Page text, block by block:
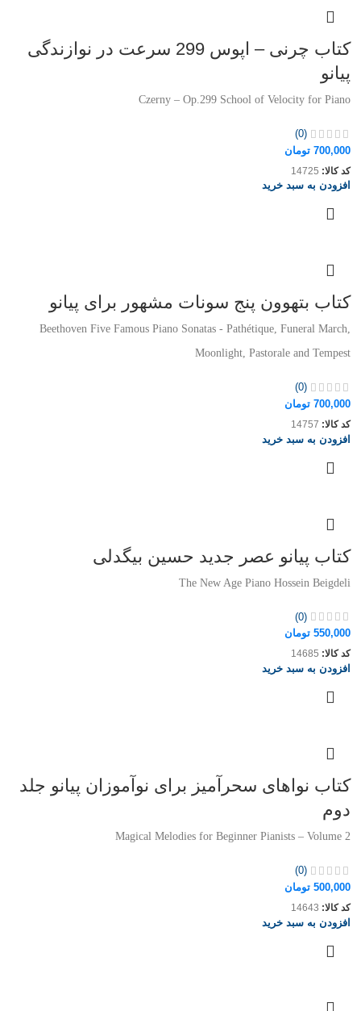
کتاب چرنی – اپوس 299 سرعت در نوازندگی
پیانو
Czerny – Op.299 School of Velocity for Piano
(0)
700,000 تومان
کد کالا: 14725
افزودن به سبد خرید
کتاب بتهوون پنج سونات مشهور برای پیانو
Beethoven Five Famous Piano Sonatas - Pathétique, Funeral March,
Moonlight, Pastorale and Tempest
(0)
700,000 تومان
کد کالا: 14757
افزودن به سبد خرید
کتاب پیانو عصر جدید حسین بیگدلی
The New Age Piano Hossein Beigdeli
(0)
550,000 تومان
کد کالا: 14685
افزودن به سبد خرید
کتاب نواهای سحرآمیز برای نوآموزان پیانو جلد
دوم
Magical Melodies for Beginner Pianists – Volume 2
(0)
500,000 تومان
کد کالا: 14643
افزودن به سبد خرید